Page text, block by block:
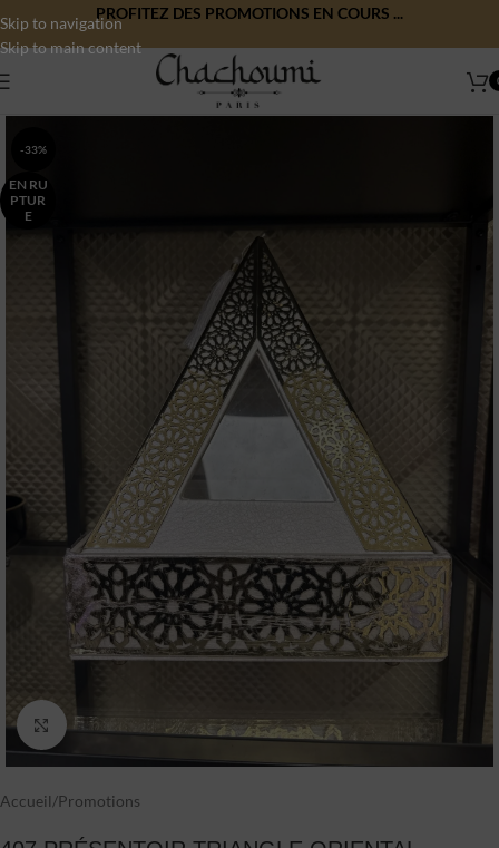
Skip to navigation
Skip to main content
PROFITEZ DES PROMOTIONS EN COURS ...
-33%
EN RU
PTUR
E
Click to enlarge
Accueil/Promotions